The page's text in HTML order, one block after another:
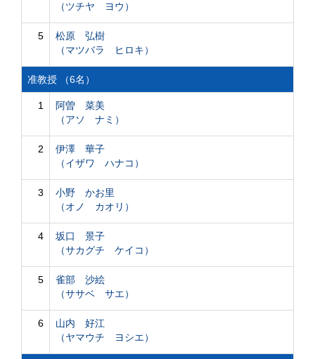
（ツチヤ ヨウ）
5
松原 弘樹
（マツバラ ヒロキ）
准教授 （6名）
1
阿曽 菜美
（アソ ナミ）
2
伊澤 華子
（イザワ ハナコ）
3
小野 かお里
（オノ カオリ）
4
坂口 景子
（サカグチ ケイコ）
5
雀部 沙絵
（ササベ サエ）
6
山内 好江
（ヤマウチ ヨシエ）